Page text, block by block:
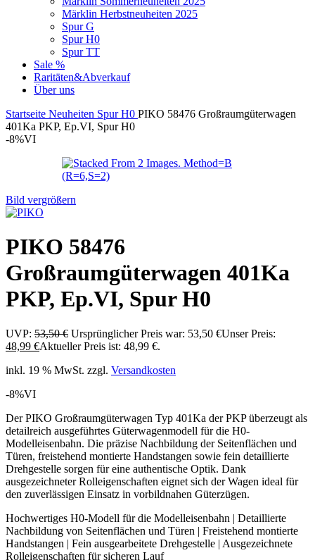
Märklin Herbstneuheiten 2025
Spur G
Spur H0
Spur TT
Sale %
Raritäten&Abverkauf
Über uns
Startseite Neuheiten Spur H0 PIKO 58476 Großraumgüterwagen
401Ka PKP, Ep.VI, Spur H0
-8%VI
Bild vergrößern
PIKO 58476
Großraumgüterwagen 401Ka
PKP, Ep.VI, Spur H0
UVP: 53,50€ Ursprünglicher Preis war: 53,50 €Unser Preis:
48,99 €Aktueller Preis ist: 48,99 €.
inkl. 19 % MwSt. zzgl. Versandkosten
-8%VI
Der PIKO Großraumgüterwagen Typ 401Ka der PKP überzeugt als
detailreich ausgeführtes Güterwagenmodell für die H0-
Modelleisenbahn. Die präzise Nachbildung der Seitenflächen und
Türen, freistehend montierte Handstangen sowie fein detaillierte
Drehgestelle sorgen für eine authentische Optik. Dank
ausgezeichneter Rolleigenschaften eignet sich der Wagen ideal für
den zuverlässigen Einsatz in vorbildnahen Güterzügen.
Hochwertiges H0-Modell für die Modelleisenbahn | Detaillierte
Nachbildung von Seitenflächen und Türen | Freistehend montierte
Handstangen | Fein ausgearbeitete Drehgestelle | Ausgezeichnete
Rolleigenschaften für sicheren Lauf